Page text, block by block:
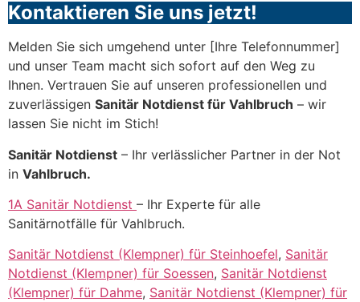
Kontaktieren Sie uns jetzt!
Melden Sie sich umgehend unter [Ihre Telefonnummer]
und unser Team macht sich sofort auf den Weg zu
Ihnen. Vertrauen Sie auf unseren professionellen und
zuverlässigen Sanitär Notdienst für Vahlbruch – wir
lassen Sie nicht im Stich!
Sanitär Notdienst – Ihr verlässlicher Partner in der Not
in Vahlbruch.
1A Sanitär Notdienst – Ihr Experte für alle
Sanitärnotfälle für Vahlbruch.
Sanitär Notdienst (Klempner) für Steinhoefel, Sanitär
Notdienst (Klempner) für Soessen, Sanitär Notdienst
(Klempner) für Dahme, Sanitär Notdienst (Klempner) für